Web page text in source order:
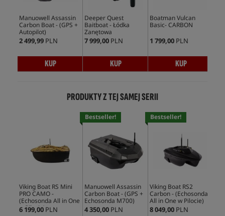
Manuowell Assassin
Carbon Boat - (GPS +
Autopilot)
2 499,99 PLN
KUP
Deeper Quest
Baitboat - Łódka
Zanętowa
7 999,00 PLN
KUP
Boatman Vulcan
Basic- CARBON
1 799,00 PLN
KUP
PRODUKTY Z TEJ SAMEJ SERII
Viking Boat RS Mini
PRO CAMO -
(Echosonda All in One
w Pilocie)
6 199,00 PLN
Bestseller!
Manuowell Assassin
Carbon Boat - (GPS +
Echosonda M700)
4 350,00 PLN
Bestseller!
Viking Boat RS2
Carbon - (Echosonda
All in One w Pilocie)
8 049,00 PLN